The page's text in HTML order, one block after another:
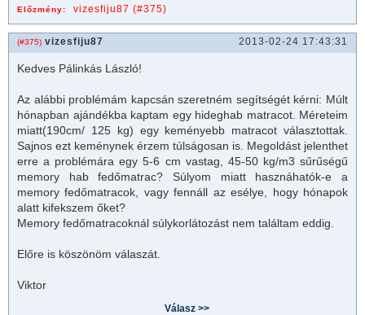
Előzmény: vizesfiju87 (#375)
(#375) vizesfiju87 2013-02-24 17:43:31
Kedves Pálinkás László!
Az alábbi problémám kapcsán szeretném segítségét kérni: Múlt
hónapban ajándékba kaptam egy hideghab matracot. Méreteim
miatt(190cm/ 125 kg) egy keményebb matracot választottak.
Sajnos ezt keménynek érzem túlságosan is. Megoldást jelenthet
erre a problémára egy 5-6 cm vastag, 45-50 kg/m3 sűrűségű
memory hab fedőmatrac? Súlyom miatt hasznáhatók-e a
memory fedőmatracok, vagy fennáll az esélye, hogy hónapok
alatt kifekszem őket?
Memory fedőmatracoknál súlykorlátozást nem találtam eddig.
Előre is köszönöm válaszát.
Viktor